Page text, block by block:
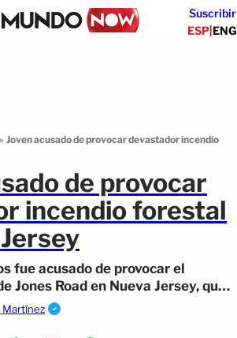
Suscribir
ESP|ENG
» Joven acusado de provocar devastador incendio
de provocar
incendio forestal
fue acusado de provocar el
Jones Road en Nueva Jersey, que
acres.
Martínez